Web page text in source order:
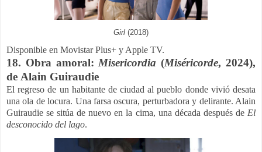
Girl (2018)
Disponible en Movistar Plus+ y Apple TV.
18. Obra amoral: Misericordia(Miséricorde, 2024),
de Alain Guiraudie
El regreso de un habitante de ciudad al pueblo donde vivió desata
una ola de locura. Una farsa oscura, perturbadora y delirante. Alain
Guiraudie se sitúa de nuevo en la cima, una década después de El
desconocido del lago.